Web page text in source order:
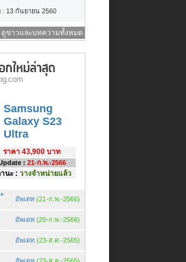
: 13 กันยายน 2560
ดูข่าวและบทความทั้งหมด
Samsung
Galaxy S23
Ultra
ราคา 43,900 บาท
: 21-ก.พ.-2566
นะ : วางจำหน่ายแล้ว
อัพเดท (21-ก.พ.-2566)
อัพเดท (20-ก.พ.-2566)
อัพเดท (23-ส.ค.-2565)